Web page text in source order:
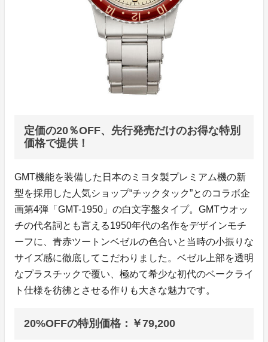
定価の20％OFF、先行発売だけのお得な特別
価格で提供！
GMT機能を装備した日本のミヨタ製プレミアム機の新
型を採用した人気ショップ“チックタック”とのコラボ企
画第4弾「GMT-1950」の白文字盤タイプ。GMTウオッ
チの代名詞とも言える1950年代の名作をデザインモチ
ーフに、青赤ツートンベゼルの色合いと当時の小振りな
サイズ感に徹底してこだわりました。ベゼル上部を透明
なプラスチックで覆い、極めて希少な初代のベークライ
ト仕様を彷彿とさせる作りも大きな魅力です。
20%OFFの特別価格：￥79,200